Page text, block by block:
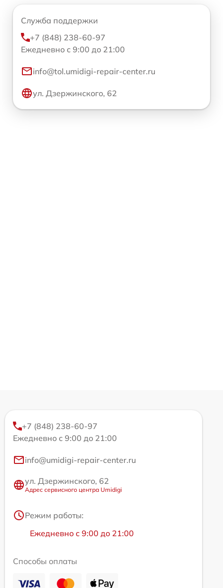
Служба поддержки
+7 (848) 238-60-97
Ежедневно с 9:00 до 21:00
info@tol.umidigi-repair-center.ru
ул. Дзержинского, 62
+7 (848) 238-60-97
Ежедневно с 9:00 до 21:00
info@umidigi-repair-center.ru
ул. Дзержинского, 62
Адрес сервисного центра Umidigi
Режим работы:
Ежедневно с 9:00 до 21:00
Способы оплаты